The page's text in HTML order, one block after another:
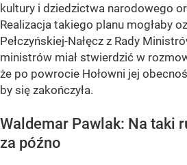
kultury i dziedzictwa narodowego
Realizacja takiego planu mogłaby
Pełczyńskiej-Nałęcz z Rady
ministrów miał stwierdzić w
że po powrocie Hołowni jej
by się zakończyła.
Waldemar Pawlak: Na taki
za późno